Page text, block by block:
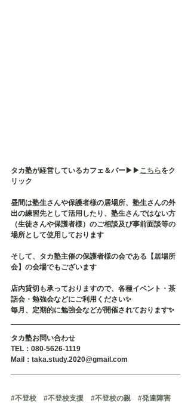
タカ塾が経営しているカフェ＆バー▶︎▶︎こちらをク
リック
昼間は塾生さんや保護者様の居場所、塾生さんの外
出の練習先として活用したり、塾生さんではない方
（生徒さんや保護者様）のご相談及び事前面談等の
場所として使用しております
そして、タカ塾主催の保護者様の会である【居場所
会】の会場でもございます
店内貸切も承っておりますので、各種イベント・茶
話会・勉強会などにご利用ください✨
毎月、定期的に勉強会などが開催されております✨
タカ塾お問い合わせ
TEL：080-5626-1119
Mail：taka.study.2020@gmail.com
#不登校 #不登校支援 #不登校の親
#発達障害